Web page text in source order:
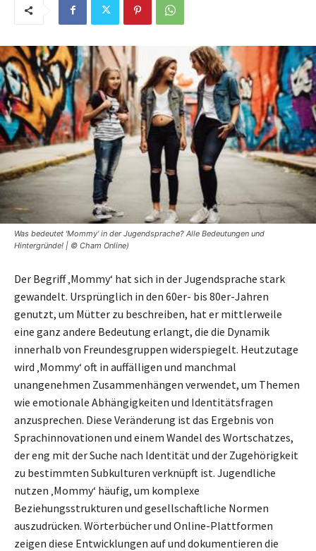
Was bedeutet 'Mommy' in der Jugendsprache? Alle Bedeutungen und
Hintergründe! | © Cham Online)
Der Begriff ‚Mommy‘ hat sich in der Jugendsprache stark
gewandelt. Ursprünglich in den 60er- bis 80er-Jahren
genutzt, um Mütter zu beschreiben, hat er mittlerweile
eine ganz andere Bedeutung erlangt, die die Dynamik
innerhalb von Freundesgruppen widerspiegelt. Heutzutage
wird ‚Mommy‘ oft in auffälligen und manchmal
unangenehmen Zusammenhängen verwendet, um Themen
wie emotionale Abhängigkeiten und Identitätsfragen
anzusprechen. Diese Veränderung ist das Ergebnis von
Sprachinnovationen und einem Wandel des Wortschatzes,
der eng mit der Suche nach Identität und der Zugehörigkeit
zu bestimmten Subkulturen verknüpft ist. Jugendliche
nutzen ‚Mommy‘ häufig, um komplexe
Beziehungsstrukturen und gesellschaftliche Normen
auszudrücken. Wörterbücher und Online-Plattformen
zeigen diese Entwicklungen auf und dokumentieren die